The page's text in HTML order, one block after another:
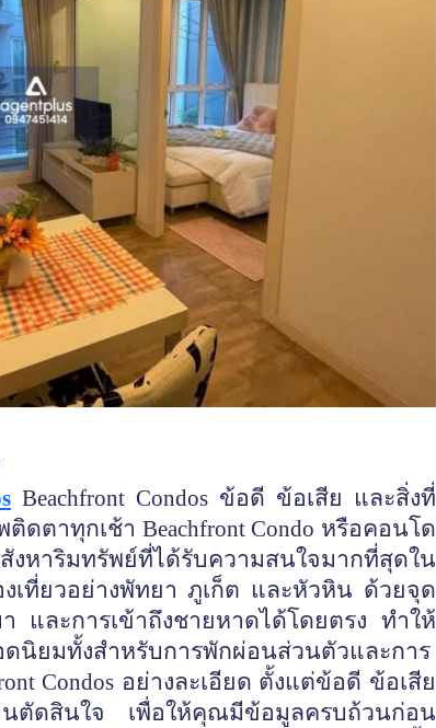
Beachfront Condos ข้อดี ข้อเสีย และสิ่งที่
ดตาทุกเช้า Beachfront Condo หรือคอนโด
าริมทรัพย์ที่ได้รับความสนใจมากที่สุดใน
งเที่ยวอย่างพัทยา ภูเก็ต และหัวหิน ด้วยจุด
และการเข้าถึงชายหาดได้โดยตรง ทำให้
นิยมทั้งสำหรับการพักผ่อนส่วนตัวและการ
Condos อย่างละเอียด ตั้งแต่ข้อดี ข้อเสีย
ตัดสินใจ เพื่อให้คุณมีข้อมูลครบถ้วนก่อน